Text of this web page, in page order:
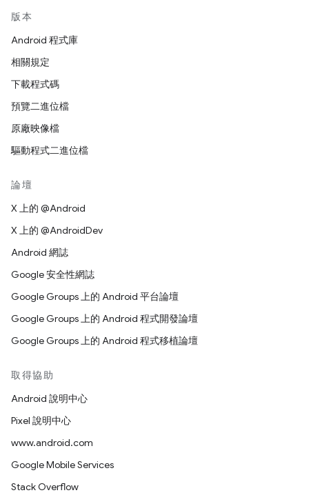
版本
Android 程式庫
相關規定
下載程式碼
預覽二進位檔
原廠映像檔
驅動程式二進位檔
論壇
X 上的 @Android
X 上的 @AndroidDev
Android 網誌
Google 安全性網誌
Google Groups 上的 Android 平台論壇
Google Groups 上的 Android 程式開發論壇
Google Groups 上的 Android 程式移植論壇
取得協助
Android 說明中心
Pixel 說明中心
www.android.com
Google Mobile Services
Stack Overflow